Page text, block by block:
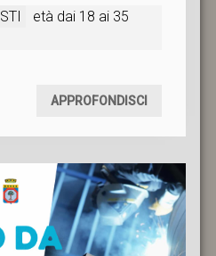
età dai 18 ai 35
APPROFONDISCI